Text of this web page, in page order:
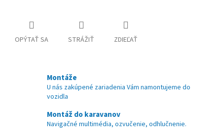
OPÝTAŤ SA STRÁŽIŤ ZDIEĽAŤ
Montáže
U nás zakúpené zariadenia Vám namontujeme do
vozidla
Montáž do karavanov
Navigačné multimédia, ozvučenie, odhlučnenie.